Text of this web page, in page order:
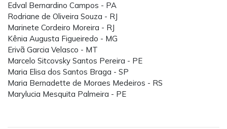
Edval Bernardino Campos - PA
Rodriane de Oliveira Souza - RJ
Marinete Cordeiro Moreira - RJ
Kênia Augusta Figueiredo - MG
Erivã Garcia Velasco - MT
Marcelo Sitcovsky Santos Pereira - PE
Maria Elisa dos Santos Braga - SP
Maria Bernadette de Moraes Medeiros - RS
Marylucia Mesquita Palmeira - PE